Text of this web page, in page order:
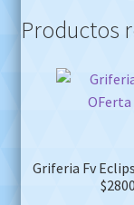
Productos
Griferia Fv